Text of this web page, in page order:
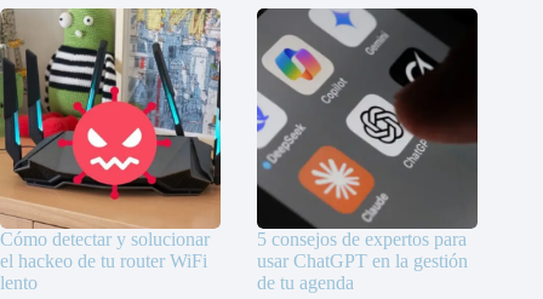
Cómo detectar y solucionar
el hackeo de tu router WiFi
lento
5 consejos de expertos para
usar ChatGPT en la gestión
de tu agenda